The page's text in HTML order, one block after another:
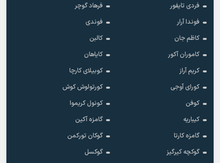
فردی تایفور
فرهاد گوچر
فوندا آرار
فوندی
کاظم جان
کالبن
کاموران آکور
کایاهان
کریم آراز
کوبیلای کارچا
کورای آوجی
کورتولوش کوش
کوفن
کونول کریموا
کیباریه
گامزه آکین
گامزه کارتا
گوکان تورکمن
گوکچه کیرگیز
گوکسل